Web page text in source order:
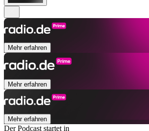
Mehr erfahren
Mehr erfahren
Mehr erfahren
Der Podcast startet in